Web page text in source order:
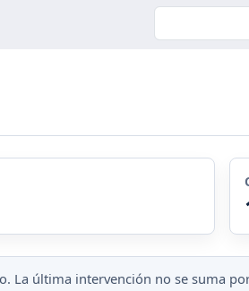
Buscador
La última intervención no se suma